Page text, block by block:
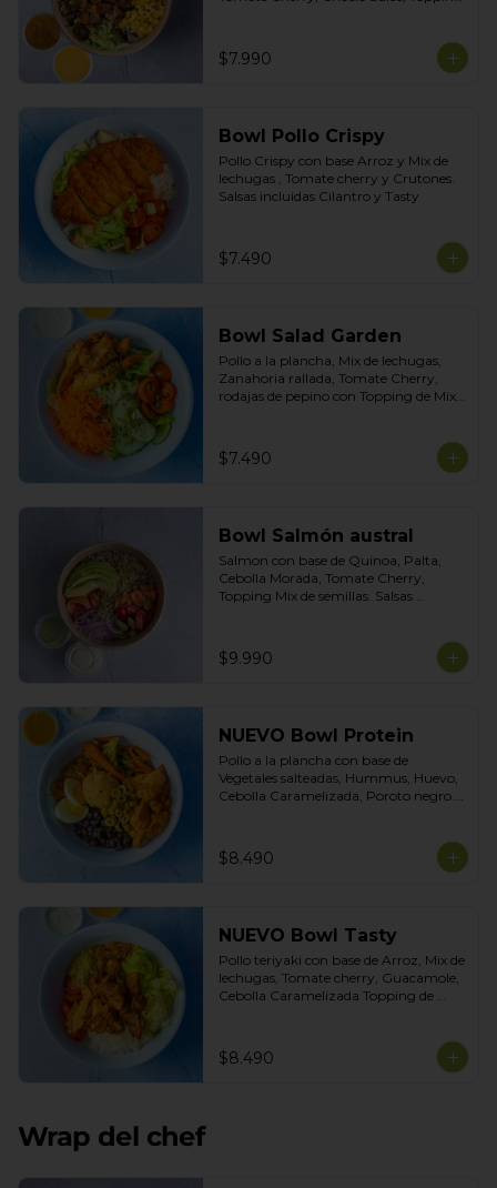
$7.990
Bowl Pollo Crispy
Pollo Crispy con base Arroz y Mix de
lechugas , Tomate cherry y Crutones.
Salsas incluidas Cilantro y Tasty
$7.490
Bowl Salad Garden
Pollo a la plancha, Mix de lechugas,
Zanahoria rallada, Tomate Cherry,
rodajas de pepino con Topping de Mix
$7.490
Bowl Salmón austral
Salmon con base de Quinoa, Palta,
Cebolla Morada, Tomate Cherry,
Topping Mix de semillas. Salsas
$9.990
NUEVO Bowl Protein
Pollo a la plancha con base de
Vegetales salteadas, Hummus, Huevo,
Cebolla Caramelizada, Poroto negro.
$8.490
NUEVO Bowl Tasty
Pollo teriyaki con base de Arroz, Mix de
lechugas, Tomate cherry, Guacamole,
Cebolla Caramelizada Topping de
$8.490
Wrap del chef